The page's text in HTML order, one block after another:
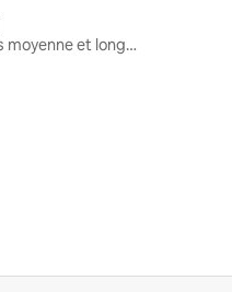
Locations moyenne et longue durée